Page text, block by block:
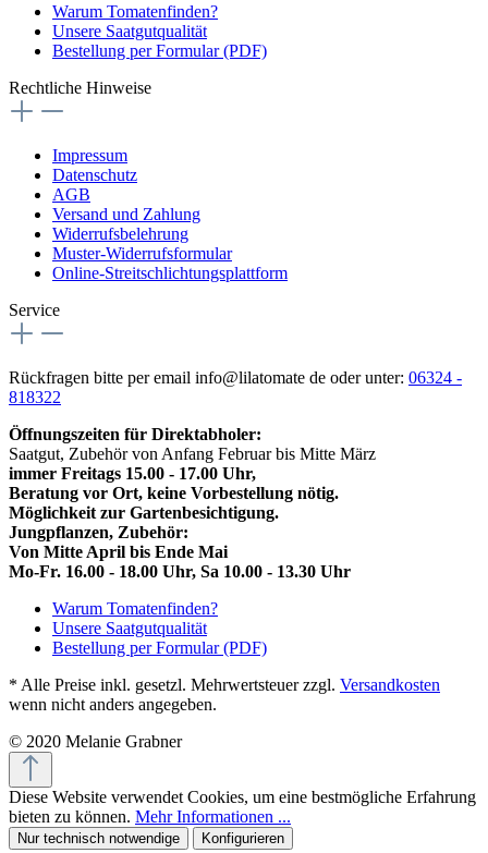
Warum Tomatenfinden?
Unsere Saatgutqualität
Bestellung per Formular (PDF)
Rechtliche Hinweise
Impressum
Datenschutz
AGB
Versand und Zahlung
Widerrufsbelehrung
Muster-Widerrufsformular
Online-Streitschlichtungsplattform
Service
Rückfragen bitte per email info@lilatomate de oder unter: 06324 -
818322
Öffnungszeiten für Direktabholer:
Saatgut, Zubehör von Anfang Februar bis Mitte März
immer Freitags 15.00 - 17.00 Uhr,
Beratung vor Ort, keine Vorbestellung nötig.
Möglichkeit zur Gartenbesichtigung.
Jungpflanzen, Zubehör:
Von Mitte April bis Ende Mai
Mo-Fr. 16.00 - 18.00 Uhr, Sa 10.00 - 13.30 Uhr
Warum Tomatenfinden?
Unsere Saatgutqualität
Bestellung per Formular (PDF)
* Alle Preise inkl. gesetzl. Mehrwertsteuer zzgl. Versandkosten
wenn nicht anders angegeben.
© 2020 Melanie Grabner
Diese Website verwendet Cookies, um eine bestmögliche Erfahrung
bieten zu können. Mehr Informationen ...
Nur technisch notwendige Konfigurieren